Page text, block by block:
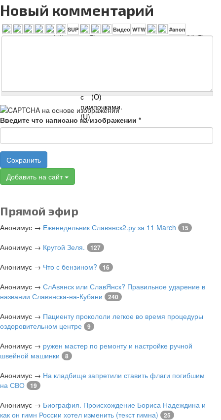
Новый комментарий
Введите что написано на изображении *
Сохранить
Добавить на сайт
Прямой эфир
Анонимус → Еженедельник Славянск2.ру за 11 March 15
Анонимус → Крутой Зеля. 127
Анонимус → Что с бензином? 16
Анонимус → СлАвянск или СлавЯнск? Правильное ударение в
названии Славянска-на-Кубани
240
Анонимус → Пациенту прокололи легкое во время процедуры
оздоровительном центре
9
Анонимус → ружен мастер по ремонту и настройке ручной
швейной машинки
8
Анонимус → На кладбище запретили ставить флаги погибшим
на СВО
19
Анонимус → Биография. Происхождение Бориса Надеждина и
как он гимн России хотел изменить (текст гимна)
25